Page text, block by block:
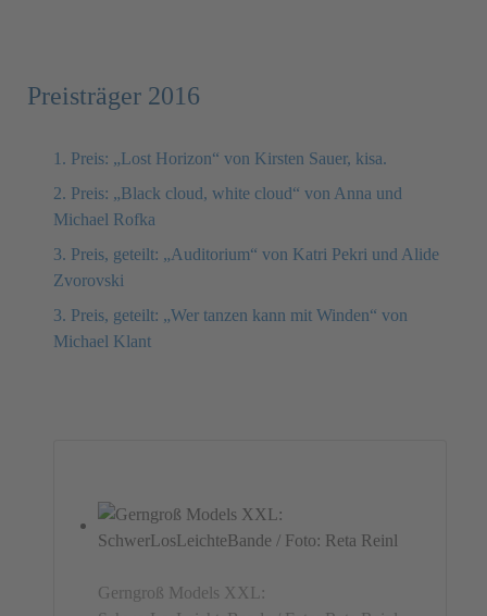
Preisträger 2016
1. Preis: „Lost Horizon“ von Kirsten Sauer, kisa.
2. Preis: „Black cloud, white cloud“ von Anna und
Michael Rofka
3. Preis, geteilt: „Auditorium“ von Katri Pekri und Alide
Zvorovski
3. Preis, geteilt: „Wer tanzen kann mit Winden“ von
Michael Klant
Gerngroß Models XXL: